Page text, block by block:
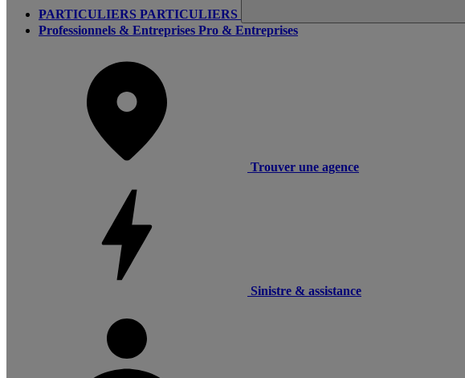
PARTICULIERS PARTICULIERS
Professionnels & Entreprises Pro & Entreprises
Trouver une agence
Sinistre & assistance